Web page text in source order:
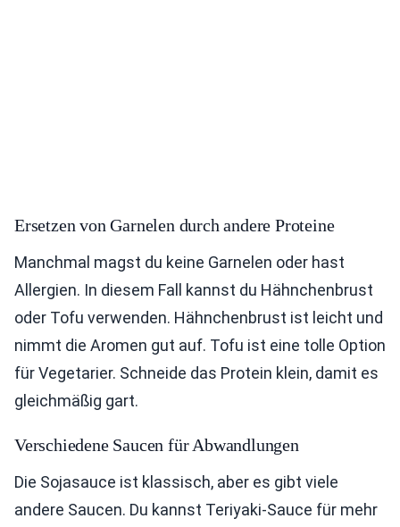
Ersetzen von Garnelen durch andere Proteine
Manchmal magst du keine Garnelen oder hast
Allergien. In diesem Fall kannst du Hähnchenbrust
oder Tofu verwenden. Hähnchenbrust ist leicht und
nimmt die Aromen gut auf. Tofu ist eine tolle Option
für Vegetarier. Schneide das Protein klein, damit es
gleichmäßig gart.
Verschiedene Saucen für Abwandlungen
Die Sojasauce ist klassisch, aber es gibt viele
andere Saucen. Du kannst Teriyaki-Sauce für mehr